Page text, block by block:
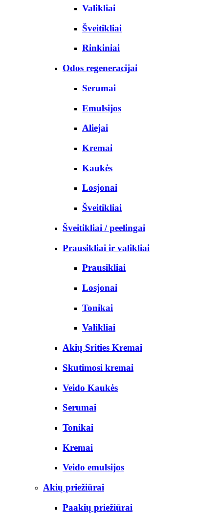
Valikliai
Šveitikliai
Rinkiniai
Odos regeneracijai
Serumai
Emulsijos
Aliejai
Kremai
Kaukės
Losjonai
Šveitikliai
Šveitikliai / peelingai
Prausikliai ir valikliai
Prausikliai
Losjonai
Tonikai
Valikliai
Akių Srities Kremai
Skutimosi kremai
Veido Kaukės
Serumai
Tonikai
Kremai
Veido emulsijos
Akių priežiūrai
Paakių priežiūrai